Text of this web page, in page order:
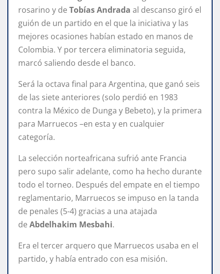
rosarino y de Tobías Andrada al descanso giró el
guión de un partido en el que la iniciativa y las
mejores ocasiones habían estado en manos de
Colombia. Y por tercera eliminatoria seguida,
marcó saliendo desde el banco.
Será la octava final para Argentina, que ganó seis
de las siete anteriores (solo perdió en 1983
contra la México de Dunga y Bebeto), y la primera
para Marruecos –en esta y en cualquier
categoría.
La selección norteafricana sufrió ante Francia
pero supo salir adelante, como ha hecho durante
todo el torneo. Después del empate en el tiempo
reglamentario, Marruecos se impuso en la tanda
de penales (5-4) gracias a una atajada
de Abdelhakim Mesbahi.
Era el tercer arquero que Marruecos usaba en el
partido, y había entrado con esa misión.